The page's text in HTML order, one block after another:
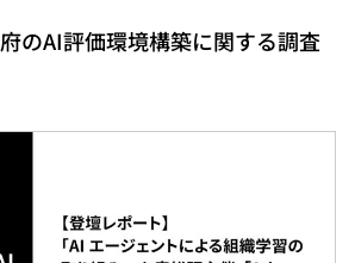
のAI評価環境構築に関する調査